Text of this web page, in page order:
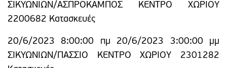
ΣΙΚΥΩΝΙΩΝ/ΑΣΠΡΟΚΑΜΠΟΣ ΚΕΝΤΡΟ ΧΩΡΙΟΥ
2200682 Κατασκευές
20/6/2023 8:00:00 πμ 20/6/2023 3:00:00 μμ
ΣΙΚΥΩΝΙΩΝ/ΠΑΣΣΙΟ ΚΕΝΤΡΟ ΧΩΡΙΟΥ 2301282